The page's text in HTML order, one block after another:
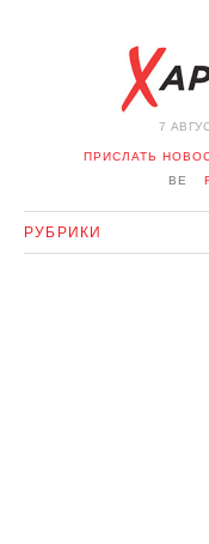
7
ПРИСЛАТЬ
BE
РУБРИКИ